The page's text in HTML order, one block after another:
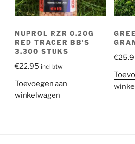
NUPROL RZR 0.20G
RED TRACER BB’S
3.300 STUKS
€22.95 incl btw
Toevoegen aan
winkelwagen
€